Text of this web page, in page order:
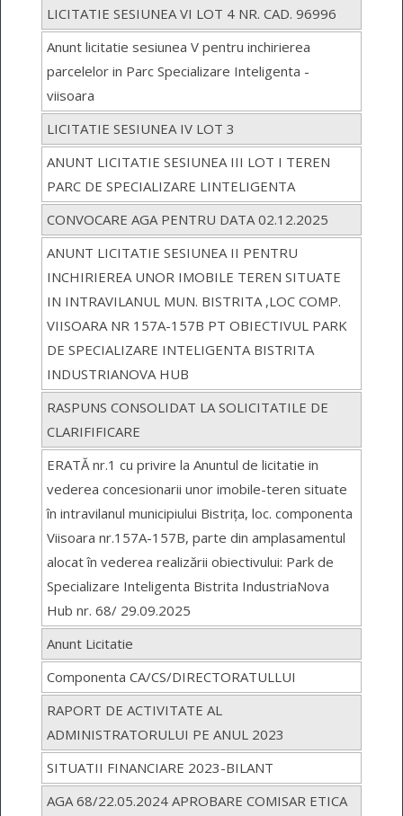
LICITATIE SESIUNEA VI LOT 4 NR. CAD. 96996
Anunt licitatie sesiunea V pentru inchirierea
parcelelor in Parc Specializare Inteligenta -
viisoara
LICITATIE SESIUNEA IV LOT 3
ANUNT LICITATIE SESIUNEA III LOT I TEREN
PARC DE SPECIALIZARE LINTELIGENTA
CONVOCARE AGA PENTRU DATA 02.12.2025
ANUNT LICITATIE SESIUNEA II PENTRU
INCHIRIEREA UNOR IMOBILE TEREN SITUATE
IN INTRAVILANUL MUN. BISTRITA ,LOC COMP.
VIISOARA NR 157A-157B PT OBIECTIVUL PARK
DE SPECIALIZARE INTELIGENTA BISTRITA
INDUSTRIANOVA HUB
RASPUNS CONSOLIDAT LA SOLICITATILE DE
CLARIFIFICARE
ERATĂ nr.1 cu privire la Anuntul de licitatie in
vederea concesionarii unor imobile-teren situate
în intravilanul municipiului Bistrița, loc. componenta
Viisoara nr.157A-157B, parte din amplasamentul
alocat în vederea realizării obiectivului: Park de
Specializare Inteligenta Bistrita IndustriaNova
Hub nr. 68/ 29.09.2025
Anunt Licitatie
Componenta CA/CS/DIRECTORATULLUI
RAPORT DE ACTIVITATE AL
ADMINISTRATORULUI PE ANUL 2023
SITUATII FINANCIARE 2023-BILANT
AGA 68/22.05.2024 APROBARE COMISAR ETICA